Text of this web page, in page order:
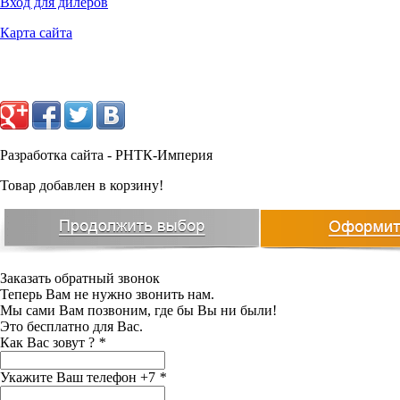
Карта сайта
Разработка сайта - РНТК-Империя
Товар добавлен в корзину!
Заказать обратный звонок
Теперь Вам не нужно звонить нам.
Мы сами Вам позвоним, где бы Вы ни были!
Это бесплатно для Вас.
Как Вас зовут ? *
Укажите Ваш телефон +7 *